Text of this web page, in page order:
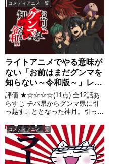
コメディアニメ一覧
ライトアニメでやる意味が
ない「お前はまだグンマを
知らない～令和版～」レビ
ュー
評価 ★☆☆☆☆(11点) 全12話あ
らすじ チバ県からグンマ県に引
っ越すこととなった神月。引っ越
友、轟へ連絡するが、 引用-
Wikipedia
コメディアニメ一覧